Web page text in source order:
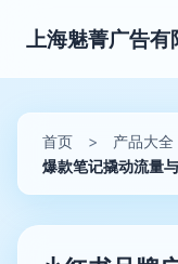
上海魅菁广告有
首页 > 产品大全
爆款笔记撬动流量